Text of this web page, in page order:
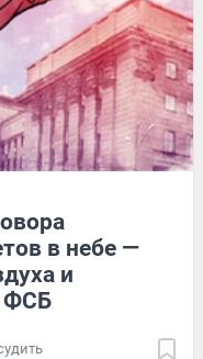
в небе —
и
ФСБ